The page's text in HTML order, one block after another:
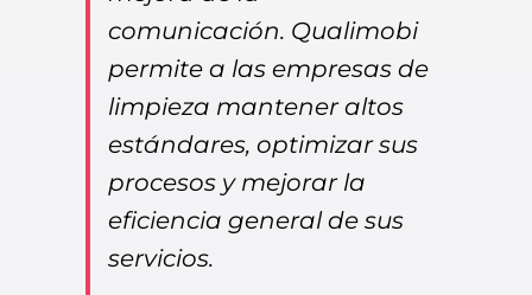
comunicación. Qualimobi
permite a las empresas de
limpieza mantener altos
estándares, optimizar sus
procesos y mejorar la
eficiencia general de sus
servicios.